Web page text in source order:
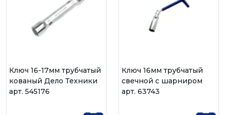
Ключ 16-17мм трубчатый
кованый Дело Техники
арт. 545176
Ключ 16мм трубчатый
свечной с шарниром
арт. 63743